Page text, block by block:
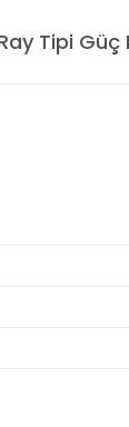
Tipi Güç